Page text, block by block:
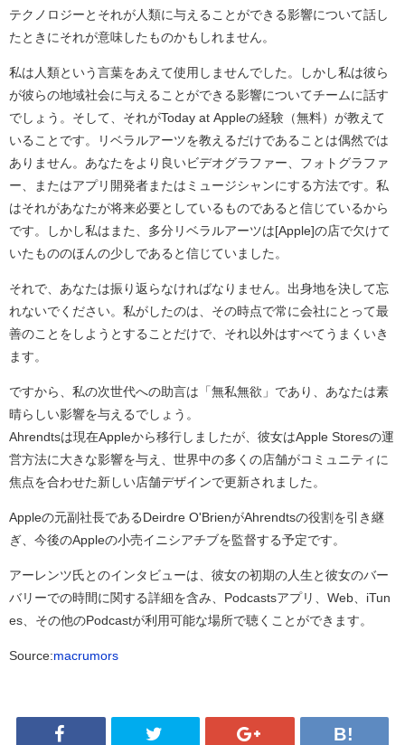
テクノロジーとそれが人類に与えることができる影響について話し
たときにそれが意味したものかもしれません。
私は人類という言葉をあえて使用しませんでした。しかし私は彼ら
が彼らの地域社会に与えることができる影響についてチームに話す
でしょう。そして、それがToday at Appleの経験（無料）が教えて
いることです。リベラルアーツを教えるだけであることは偶然では
ありません。あなたをより良いビデオグラファー、フォトグラファ
ー、またはアプリ開発者またはミュージシャンにする方法です。私
はそれがあなたが将来必要としているものであると信じているから
です。しかし私はまた、多分リベラルアーツは[Apple]の店で欠けて
いたもののほんの少しであると信じていました。
それで、あなたは振り返らなければなりません。出身地を決して忘
れないでください。私がしたのは、その時点で常に会社にとって最
善のことをしようとすることだけで、それ以外はすべてうまくいき
ます。
ですから、私の次世代への助言は「無私無欲」であり、あなたは素
晴らしい影響を与えるでしょう。
Ahrendtsは現在Appleから移行しましたが、彼女はApple Storesの運
営方法に大きな影響を与え、世界中の多くの店舗がコミュニティに
焦点を合わせた新しい店舗デザインで更新されました。
Appleの元副社長であるDeirdre O'BrienがAhrendtsの役割を引き継
ぎ、今後のAppleの小売イニシアチブを監督する予定です。
アーレンツ氏とのインタビューは、彼女の初期の人生と彼女のバー
バリーでの時間に関する詳細を含み、Podcastsアプリ、Web、iTun
es、その他のPodcastが利用可能な場所で聴くことができます。
Source:macrumors